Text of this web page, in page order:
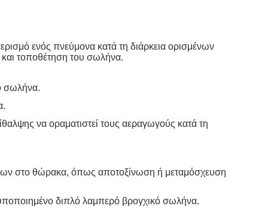
ενός πνεύμονα κατά τη διάρκεια ορισμένων
τοποθέτηση του σωλήνα.
σωλήνα.
να οραματιστεί τους αεραγωγούς κατά τη
στο θώρακα, όπως αποτοξίνωση ή μεταμόσχευση
διπλό λαμπερό βρογχικό σωλήνα.